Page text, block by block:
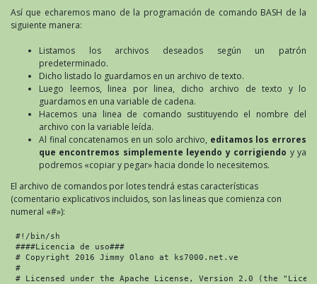
Así que echaremos mano de la programación de comando BASH de la
siguiente manera:
Listamos los archivos deseados según un patrón
predeterminado.
Dicho listado lo guardamos en un archivo de texto.
Luego leemos, linea por linea, dicho archivo de texto y lo
guardamos en una variable de cadena.
Hacemos una linea de comando sustituyendo el nombre del
archivo con la variable leída.
Al final concatenamos en un solo archivo, editamos los errores
que encontremos simplemente leyendo y corrigiendo y ya
podremos «copiar y pegar» hacia donde lo necesitemos.
El archivo de comandos por lotes tendrá estas características
(comentario explicativos incluidos, son las lineas que comienza con
numeral «#»):
#!/bin/sh
####Licencia de uso###
# Copyright 2016 Jimmy Olano at ks7000.net.ve
#
# Licensed under the Apache License, Version 2.0 (the